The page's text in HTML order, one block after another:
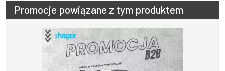
Promocje powiązane z tym produktem